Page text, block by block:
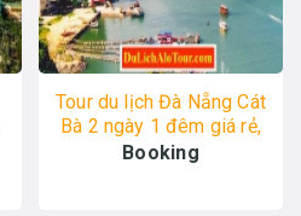
Tour du lịch Đà Nẵng Cát
Bà 2 ngày 1 đêm giá rẻ,
Alo: 0977.174.666
Booking